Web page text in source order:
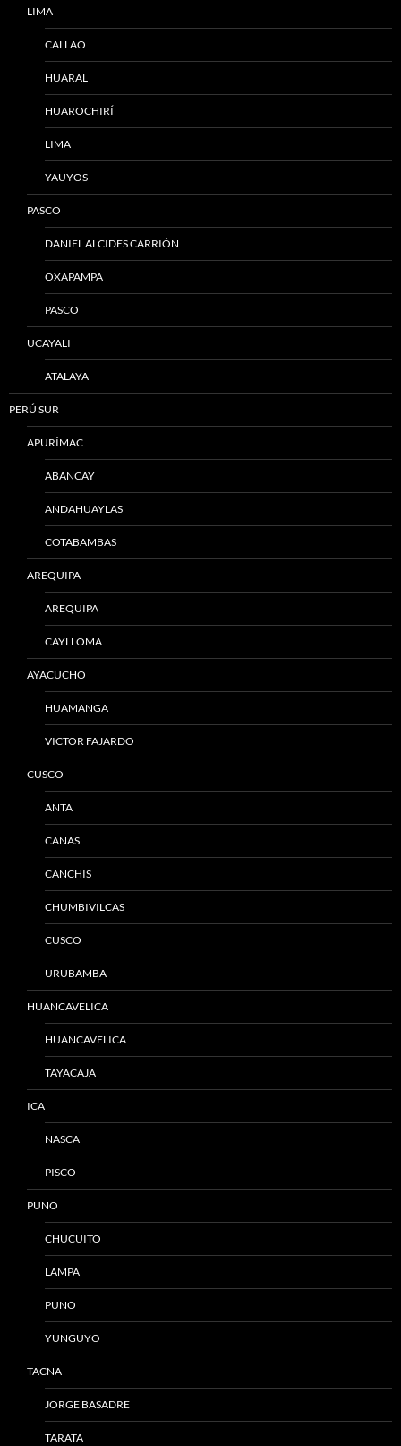
LIMA
CALLAO
HUARAL
HUAROCHIRÍ
LIMA
YAUYOS
PASCO
DANIEL ALCIDES CARRIÓN
OXAPAMPA
PASCO
UCAYALI
ATALAYA
PERÚ SUR
APURÍMAC
ABANCAY
ANDAHUAYLAS
COTABAMBAS
AREQUIPA
AREQUIPA
CAYLLOMA
AYACUCHO
HUAMANGA
VICTOR FAJARDO
CUSCO
ANTA
CANAS
CANCHIS
CHUMBIVILCAS
CUSCO
URUBAMBA
HUANCAVELICA
HUANCAVELICA
TAYACAJA
ICA
NASCA
PISCO
PUNO
CHUCUITO
LAMPA
PUNO
YUNGUYO
TACNA
JORGE BASADRE
TARATA